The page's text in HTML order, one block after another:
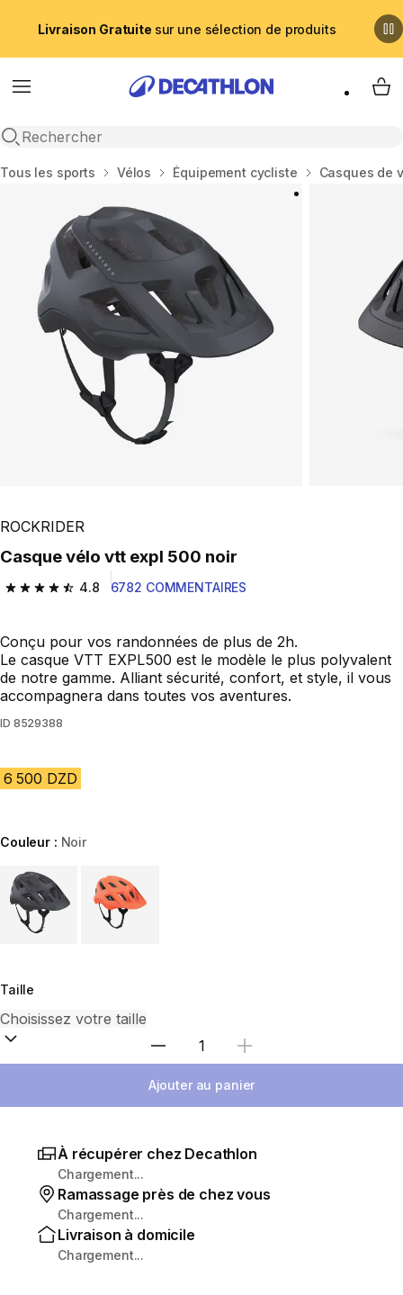
Livraison Gratuite sur une sélection de produits
Menu
Recherche ouverte
My
Accueil
Tous les sports Vélos Équipement cycliste Casques de
ROCKRIDER
Casque vélo vtt expl 500 noir
4.8
4.8 out of 5 stars from 6782 reviews
6782 COMMENTAIRES
Conçu pour vos randonnées de plus de 2h.
Le casque VTT EXPL500 est le modèle le plus polyvalent
de notre gamme. Alliant sécurité, confort, et style, il vous
accompagnera dans toutes vos aventures.
ID 8529388
6 500 DZD
Couleur : Noir
Choose a variant
Taille
Sélectionnez la quantité
Ajouter au panier
À récupérer chez Decathlon
Chargement...
Ramassage près de chez vous
Chargement...
Livraison à domicile
Chargement...